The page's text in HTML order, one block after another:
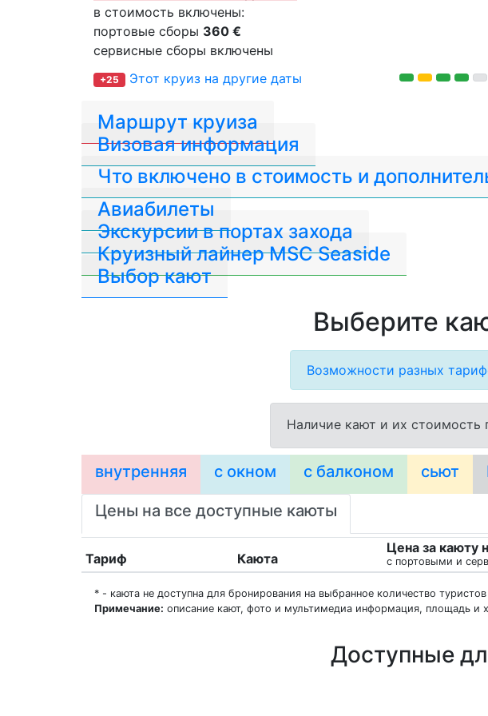
в стоимость включены:
портовые сборы 360 €
сервисные сборы включены
+25 Этот круиз на другие даты
Маршрут круиза
Визовая информация
Авиабилеты
Что включено в стоимость и
Экскурсии в портах захода
Круизный лайнер MSC Seaside
Выбор кают
Выберите
Возможности разных
Наличие кают и их стоимость
внутренняя с окном с балконом сьют
Цены на все доступные каюты
Тариф Каюта
Цена за каюту
с портовыми и
* - каюта не доступна для бронирования на выбранное количество туристов
Примечание: описание кают, фото и мультимедиа информация, площадь и
Доступные